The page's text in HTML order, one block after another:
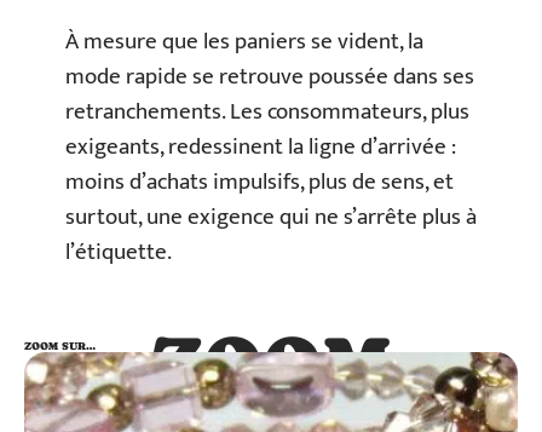
À mesure que les paniers se vident, la
mode rapide se retrouve poussée dans ses
retranchements. Les consommateurs, plus
exigeants, redessinent la ligne d’arrivée :
moins d’achats impulsifs, plus de sens, et
surtout, une exigence qui ne s’arrête plus à
l’étiquette.
ZOOM
SUR…
ZOOM SUR…